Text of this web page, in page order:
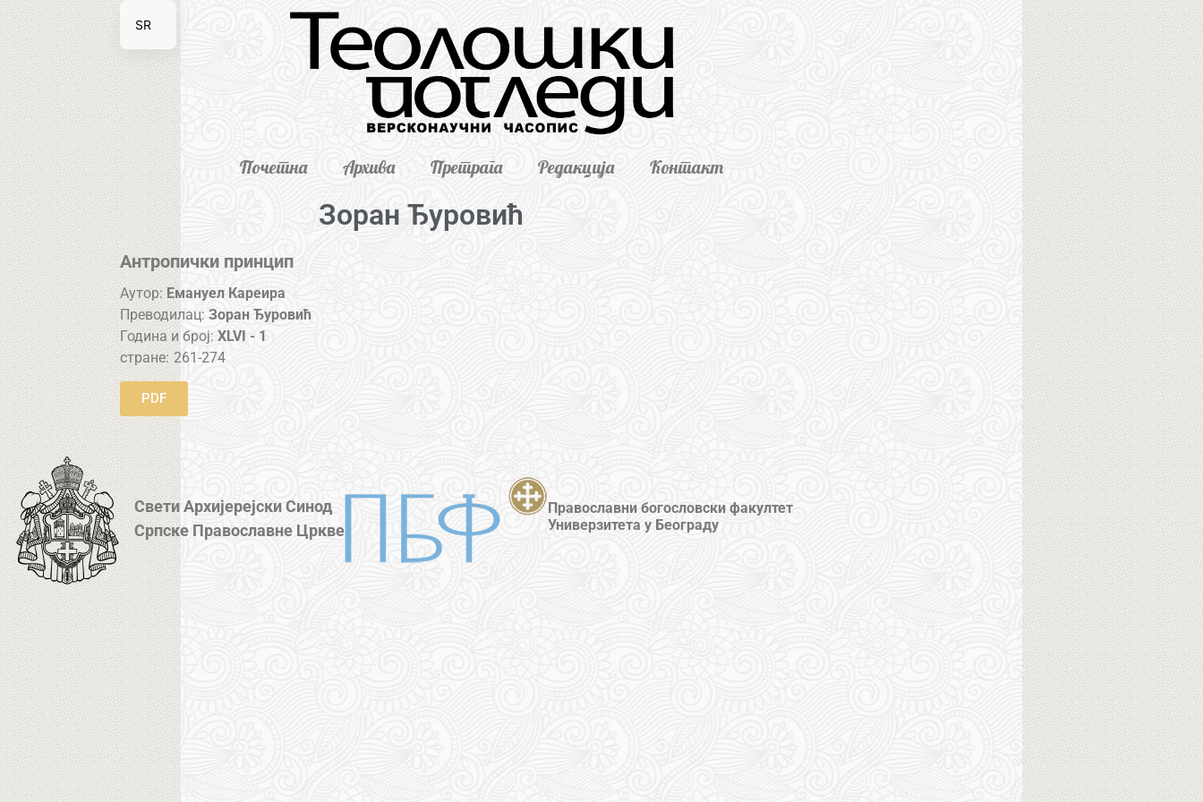
Почетна Архива Претрага Редакција Контакт
Зоран Ђуровић
Антропички принцип
Аутор: Емануел Кареира
Преводилац: Зоран Ђуровић
Година и број:XLVI - 1
стране: 261-274
PDF
Свети Архијерејски Синод
Српске Православне Цркве
Православни богословски факултет
Универзитета у Београду
SR
EN